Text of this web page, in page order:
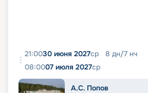
21:0030 июня 2027ср 8 дн/7 нч
08:0007 июля 2027ср
А.С. Попов